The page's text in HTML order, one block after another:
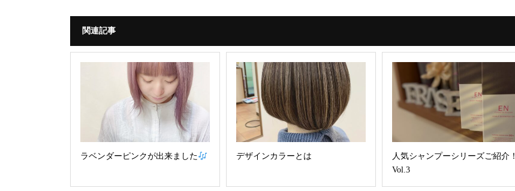
関連記事
ラベンダーピンクが出来ました デザインカラーとは
人気シャンプーシリーズご紹介！
Vol.3